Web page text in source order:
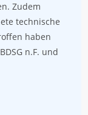
Zudem
technische
haben
n.F. und